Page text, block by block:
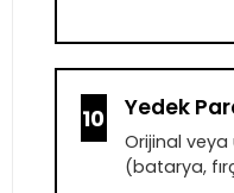
10 Yedek
Orijinal
(batarya,